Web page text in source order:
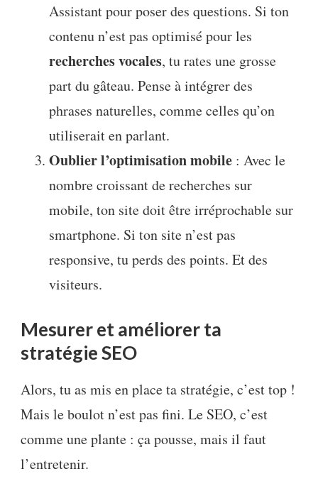
Assistant pour poser des questions. Si ton
contenu n’est pas optimisé pour les
recherches vocales, tu rates une grosse
part du gâteau. Pense à intégrer des
phrases naturelles, comme celles qu’on
utiliserait en parlant.
Oublier l’optimisation mobile : Avec le
nombre croissant de recherches sur
mobile, ton site doit être irréprochable sur
smartphone. Si ton site n’est pas
responsive, tu perds des points. Et des
visiteurs.
Mesurer et améliorer ta
stratégie SEO
Alors, tu as mis en place ta stratégie, c’est top !
Mais le boulot n’est pas fini. Le SEO, c’est
comme une plante : ça pousse, mais il faut
l’entretenir.